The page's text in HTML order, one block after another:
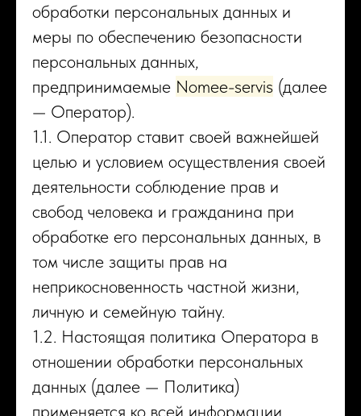
обработки персональных данных и
меры по обеспечению безопасности
персональных данных,
предпринимаемые Nomee-servis (далее
— Оператор).
1.1. Оператор ставит своей важнейшей
целью и условием осуществления своей
деятельности соблюдение прав и
свобод человека и гражданина при
обработке его персональных данных, в
том числе защиты прав на
неприкосновенность частной жизни,
личную и семейную тайну.
1.2. Настоящая политика Оператора в
отношении обработки персональных
данных (далее — Политика)
применяется ко всей информации,